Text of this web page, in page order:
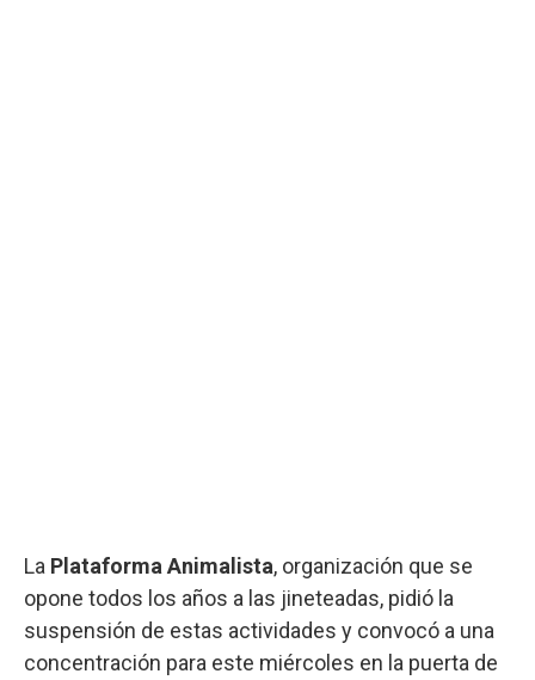
La Plataforma Animalista, organización que se
opone todos los años a las jineteadas, pidió la
suspensión de estas actividades y convocó a una
concentración para este miércoles en la puerta de